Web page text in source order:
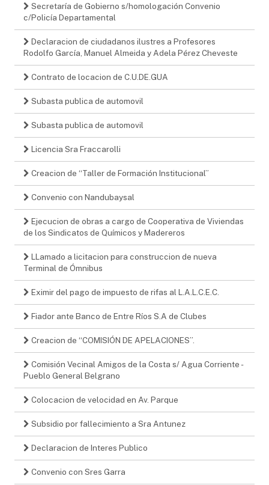
Secretaría de Gobierno s/homologación Convenio
c/Policía Departamental
Declaracion de ciudadanos ilustres a Profesores
Rodolfo García, Manuel Almeida y Adela Pérez Cheveste
Contrato de locacion de C.U.DE.GUA
Subasta publica de automovil
Subasta publica de automovil
Licencia Sra Fraccarolli
Creacion de “Taller de Formación Institucional”
Convenio con Nandubaysal
Ejecucion de obras a cargo de Cooperativa de Viviendas
de los Sindicatos de Químicos y Madereros
LLamado a licitacion para construccion de nueva
Terminal de Ómnibus
Eximir del pago de impuesto de rifas al L.A.L.C.E.C.
Fiador ante Banco de Entre Ríos S.A de Clubes
Creacion de “COMISIÓN DE APELACIONES”.
Comisión Vecinal Amigos de la Costa s/ Agua Corriente -
Pueblo General Belgrano
Colocacion de velocidad en Av. Parque
Subsidio por fallecimiento a Sra Antunez
Declaracion de Interes Publico
Convenio con Sres Garra